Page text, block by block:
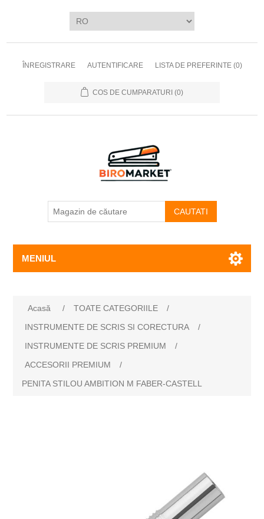
ÎNREGISTRARE AUTENTIFICARE LISTA DE PREFERINTE (0)
COS DE CUMPARATURI (0)
CAUTATI
MENIUL
Acasă / TOATE CATEGORIILE
/
INSTRUMENTE DE SCRIS SI CORECTURA
/
INSTRUMENTE DE SCRIS PREMIUM
/
ACCESORII PREMIUM
/
PENITA STILOU AMBITION M FABER-CASTELL